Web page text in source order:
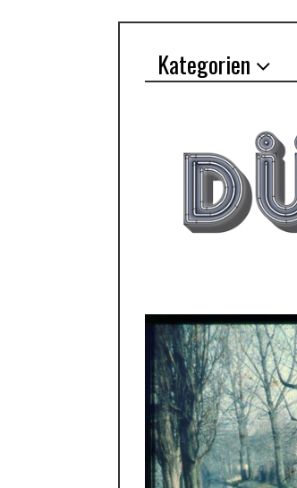
Kategorien